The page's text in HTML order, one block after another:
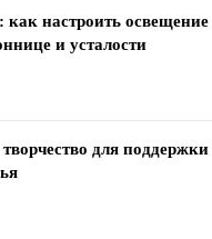
как настроить
и усталости
для поддержки